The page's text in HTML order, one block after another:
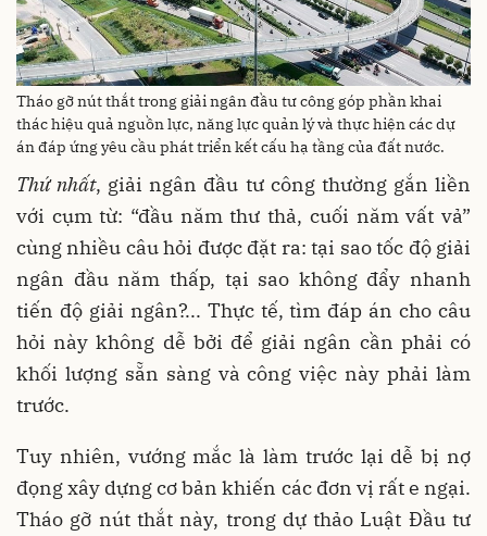
Tháo gỡ nút thắt trong giải ngân đầu tư công góp phần khai
thác hiệu quả nguồn lực, năng lực quản lý và thực hiện các dự
án đáp ứng yêu cầu phát triển kết cấu hạ tầng của đất nước.
Thứ nhất, giải ngân đầu tư công thường gắn liền
với cụm từ: “đầu năm thư thả, cuối năm vất vả”
cùng nhiều câu hỏi được đặt ra: tại sao tốc độ giải
ngân đầu năm thấp, tại sao không đẩy nhanh
tiến độ giải ngân?... Thực tế, tìm đáp án cho câu
hỏi này không dễ bởi để giải ngân cần phải có
khối lượng sẵn sàng và công việc này phải làm
trước.
Tuy nhiên, vướng mắc là làm trước lại dễ bị nợ
đọng xây dựng cơ bản khiến các đơn vị rất e ngại.
Tháo gỡ nút thắt này, trong dự thảo Luật Đầu tư